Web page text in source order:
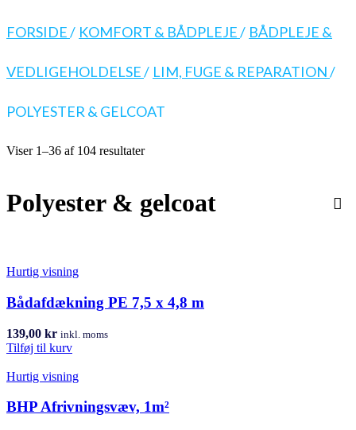
FORSIDE/ KOMFORT & BÅDPLEJE/ BÅDPLEJE &
VEDLIGEHOLDELSE/ LIM, FUGE & REPARATION/
POLYESTER & GELCOAT
Viser 1–36 af 104 resultater
Polyester & gelcoat
Hurtig visning
Bådafdækning PE 7,5 x 4,8 m
139,00 kr inkl. moms
Tilføj til kurv
Hurtig visning
BHP Afrivningsvæv, 1m²